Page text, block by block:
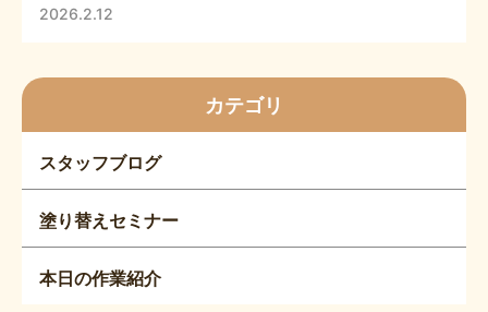
2026.2.12
カテゴリ
スタッフブログ
塗り替えセミナー
本日の作業紹介